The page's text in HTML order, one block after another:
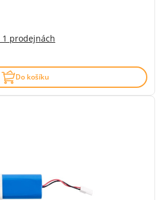
1 prodejnách
Do košíku